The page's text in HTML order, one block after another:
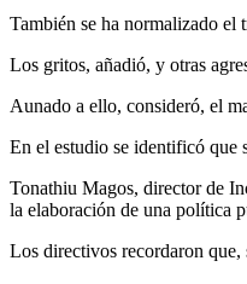
También se ha normalizado el
Los gritos, añadió, y otras
Aunado a ello, consideró, el
En el estudio se identificó que
Tonathiu Magos, director de
la elaboración de una política
Los directivos recordaron que,